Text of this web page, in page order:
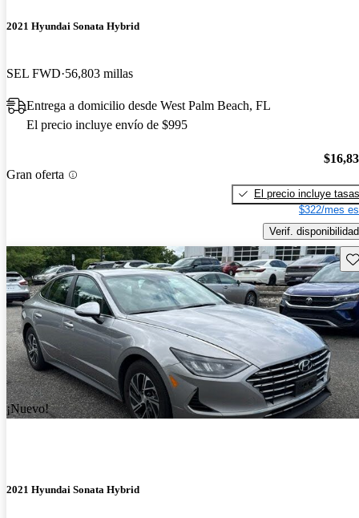
2021 Hyundai Sonata Hybrid
SEL FWD 56,803 millas
Entrega a domicilio desde West Palm Beach, FL
El precio incluye envío de $995
Gran oferta
El precio incluye tasas
$322/mes
Verif. disponibilidad
¡Nuevo!
2021 Hyundai Sonata Hybrid